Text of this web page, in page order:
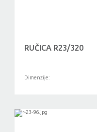
RUČICA R23/320
Dimenzije: